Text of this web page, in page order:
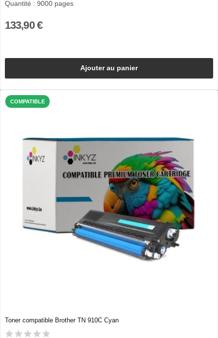
Quantité : 9000 pages
133,90 €
Ajouter au panier
COMPATIBLE
Toner compatible Brother TN 910C Cyan